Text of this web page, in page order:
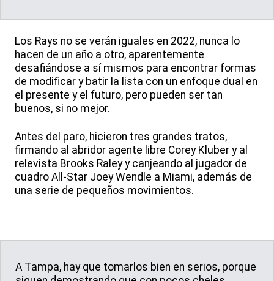
Los Rays no se verán iguales en 2022, nunca lo
hacen de un año a otro, aparentemente
desafiándose a sí mismos para encontrar formas
de modificar y batir la lista con un enfoque dual en
el presente y el futuro, pero pueden ser tan
buenos, si no mejor.
Antes del paro, hicieron tres grandes tratos,
firmando al abridor agente libre Corey Kluber y al
relevista Brooks Raley y canjeando al jugador de
cuadro All-Star Joey Wendle a Miami, además de
una serie de pequeños movimientos.
A Tampa, hay que tomarlos bien en serios, porque